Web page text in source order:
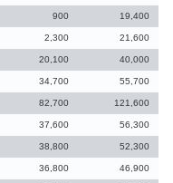
900 19,400
2,300 21,600
20,100 40,000
34,700 55,700
82,700 121,600
37,600 56,300
38,800 52,300
36,800 46,900